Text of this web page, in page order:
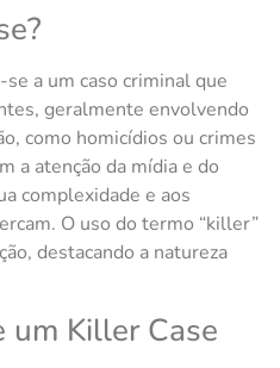
a um caso criminal que
geralmente envolvendo
como homicídios ou crimes
a atenção da mídia e do
complexidade e aos
O uso do termo “killer”
destacando a natureza
um Killer Case